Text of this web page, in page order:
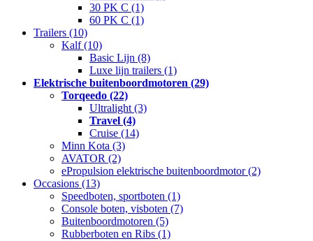
30 PK C (1)
60 PK C (1)
Trailers (10)
Kalf (10)
Basic Lijn (8)
Luxe lijn trailers (1)
Elektrische buitenboordmotoren (29)
Torqeedo (22)
Ultralight (3)
Travel (4)
Cruise (14)
Minn Kota (3)
AVATOR (2)
ePropulsion elektrische buitenboordmotor (2)
Occasions (13)
Speedboten, sportboten (1)
Console boten, visboten (7)
Buitenboordmotoren (5)
Rubberboten en Ribs (1)